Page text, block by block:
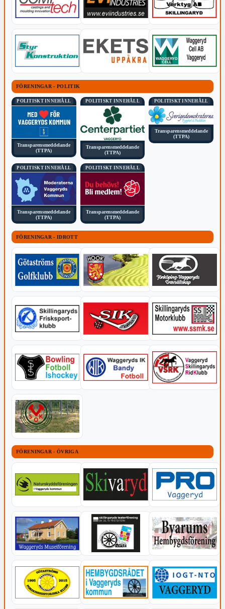
FÖRENINGAR - POLITIK
POLITISKT INNEHÅLL
Transparensmeddelande
(TTPA)
POLITISKT INNEHÅLL
Transparensmeddelande
(TTPA)
POLITISKT INNEHÅLL
Transparensmeddelande
(TTPA)
POLITISKT INNEHÅLL
Transparensmeddelande
(TTPA)
POLITISKT INNEHÅLL
Transparensmeddelande
(TTPA)
FÖRENINGAR - IDROTT
FÖRENINGAR - ÖVRIGA